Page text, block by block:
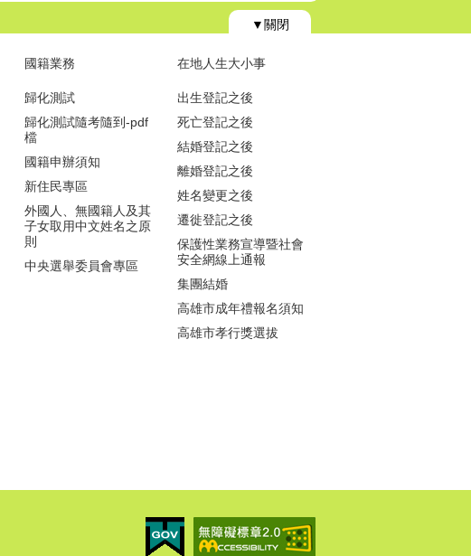
▼關閉
國籍業務
歸化測試
歸化測試隨考隨到-pdf
檔
國籍申辦須知
新住民專區
外國人、無國籍人及其
子女取用中文姓名之原
則
中央選舉委員會專區
在地人生大小事
出生登記之後
死亡登記之後
結婚登記之後
離婚登記之後
姓名變更之後
遷徙登記之後
保護性業務宣導暨社會
安全網線上通報
集團結婚
高雄市成年禮報名須知
高雄市孝行獎選拔